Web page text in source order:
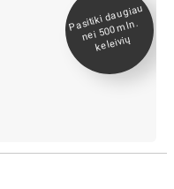
Pasitiki daugiau
nei 500
mln.
keleivių